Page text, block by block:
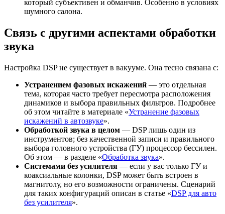
который субъективен и обманчив. Особенно в условиях
шумного салона.
Связь с другими аспектами обработки
звука
Настройка DSP не существует в вакууме. Она тесно связана с:
Устранением фазовых искажений — это отдельная
тема, которая часто требует пересмотра расположения
динамиков и выбора правильных фильтров. Подробнее
об этом читайте в материале «Устранение фазовых
искажений в автозвуке».
Обработкой звука в целом — DSP лишь один из
инструментов; без качественной записи и правильного
выбора головного устройства (ГУ) процессор бессилен.
Об этом — в разделе «Обработка звука».
Системами без усилителя — если у вас только ГУ и
коаксиальные колонки, DSP может быть встроен в
магнитолу, но его возможности ограничены. Сценарий
для таких конфигураций описан в статье «DSP для авто
без усилителя».